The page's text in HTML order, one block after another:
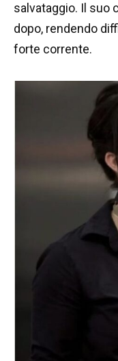
salvataggio. Il suo
dopo, rendendo
forte corrente.